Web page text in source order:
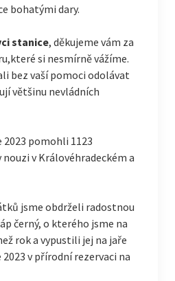
bohatými dary.
stanice, děkujeme vám za
si nesmírně vážíme.
bez vaší pomoci odolávat
většinu nevládních
2023 pomohli 1123
v Královéhradeckém a
jsme obdrželi radostnou
černý, o kterého jsme na
rok a vypustili jej na jaře
v přírodní rezervaci na